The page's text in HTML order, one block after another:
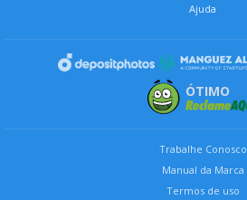
Ajuda
ÓTIMO
Trabalhe Conosco
Manual da Marca
Termos de uso